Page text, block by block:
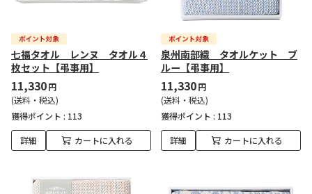
七福タオル レンヌ タオル４
枚セット【弔事用】
11,330円
(送料・税込)
獲得ポイント : 113
詳細 カートに入れる
泉州南部織 タオルケット ブ
ルー【弔事用】
11,330円
(送料・税込)
獲得ポイント : 113
詳細 カートに入れる